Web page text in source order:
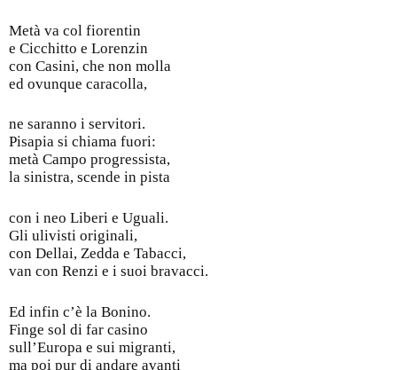
Metà va col fiorentin
e Cicchitto e Lorenzin
con Casini, che non molla
ed ovunque caracolla,
ne saranno i servitori.
Pisapia si chiama fuori:
metà Campo progressista,
la sinistra, scende in pista
con i neo Liberi e Uguali.
Gli ulivisti originali,
con Dellai, Zedda e Tabacci,
van con Renzi e i suoi bravacci.
Ed infin c’è la Bonino.
Finge sol di far casino
sull’Europa e sui migranti,
ma poi pur di andare avanti